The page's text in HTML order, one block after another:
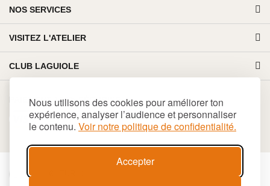
Nous utilisons des cookies pour améliorer ton
expérience, analyser l’audience et personnaliser
le contenu. Voir notre politique de confidentialité.
Accepter
NOS SERVICES
VISITEZ L'ATELIER
CLUB LAGUIOLE
PAIEMENT 100% SÉCURISÉ